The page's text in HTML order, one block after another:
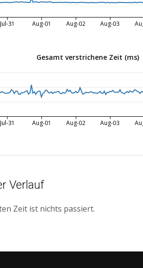
Jul-31 Aug-01 Aug-02 Aug-03
Gesamt verstrichene Zeit (ms)
Jul-31 Aug-01 Aug-02 Aug-03
Verlauf
Zeit ist nichts passiert.